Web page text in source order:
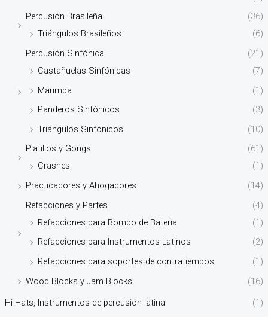
Percusión Brasileña
(36)
Triángulos Brasileños
(6)
Percusión Sinfónica
(21)
Castañuelas Sinfónicas
(7)
Marimba
(1)
Panderos Sinfónicos
(3)
Triángulos Sinfónicos
(10)
Platillos y Gongs
(61)
Crashes
(1)
Practicadores y Ahogadores
(14)
Refacciones y Partes
(4)
Refacciones para Bombo de Batería
(1)
Refacciones para Instrumentos Latinos
(2)
Refacciones para soportes de contratiempos
(1)
Wood Blocks y Jam Blocks
(16)
Hi Hats, Instrumentos de percusión latina (1)